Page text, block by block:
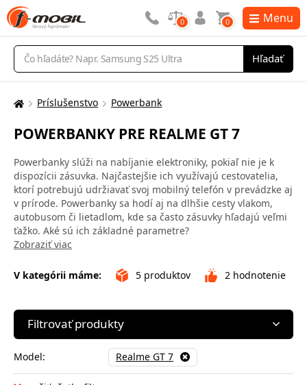
Vyhľadávanie
Hľadať
0 0 Menu
Tu
nachádzate:
Príslušenstvo Powerbank
POWERBANKY PRE REALME GT 7
Powerbanky slúži na nabíjanie elektroniky, pokiaľ nie je k
dispozícii zásuvka. Najčastejšie ich využívajú cestovatelia,
ktorí potrebujú udržiavať svoj mobilný telefón v prevádzke aj
v prírode. Powerbanky sa hodí aj na dlhšie cesty vlakom,
autobusom či lietadlom, kde sa často zásuvky hľadajú veľmi
ťažko. Aké sú ich základné parametre?
Zobraziť viac
V kategórii máme: 5 produktov 2 hodnotenie
Filtrovať produkty
Model: Realme GT 7